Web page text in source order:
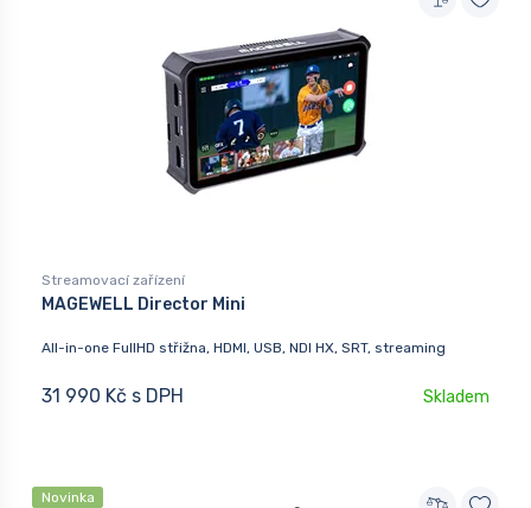
Streamovací zařízení
MAGEWELL Director Mini
All-in-one FullHD střižna, HDMI, USB, NDI HX, SRT, streaming
31 990 Kč s DPH Skladem
Novinka